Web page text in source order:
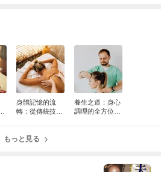
身體記憶的流
轉：從傳統技藝
養生之道：身心
調理的全方位指
もっと見る